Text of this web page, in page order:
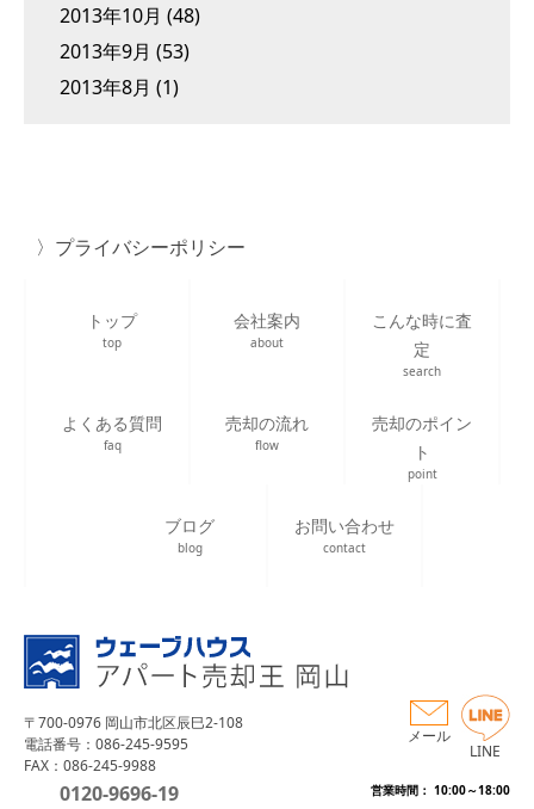
2013年10月 (48)
2013年9月 (53)
2013年8月 (1)
プライバシーポリシー
トップ
top
会社案内
about
こんな時に査
定
search
よくある質問
faq
売却の流れ
flow
売却のポイン
ト
point
ブログ
blog
お問い合わせ
contact
〒700-0976 岡山市北区辰巳2-108
電話番号：086-245-9595
FAX：086-245-9988
0120-9696-19 営業時間： 10:00～18:00
メール
LINE